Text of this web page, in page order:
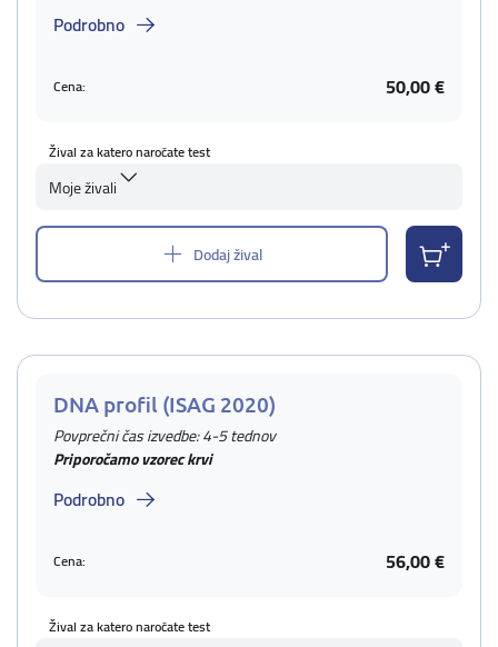
Podrobno
Cena: 50,00 €
Žival za katero naročate test
Moje živali
Dodaj žival
DNA profil (ISAG 2020)
Povprečni čas izvedbe: 4-5 tednov
Priporočamo vzorec krvi
Podrobno
Cena: 56,00 €
Žival za katero naročate test